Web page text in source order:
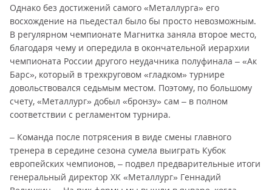
Однако без достижений самого «Металлурга» его
восхождение на пьедестал было бы просто невозможным.
В регулярном чемпионате Магнитка заняла второе место,
благодаря чему и опередила в окончательной иерархии
чемпионата России другого неудачника полуфинала – «Ак
Барс», который в трехкруговом «гладком» турнире
довольствовался седьмым местом. Поэтому, по большому
счету, «Металлург» добыл «бронзу» сам – в полном
соответствии с регламентом турнира.
– Команда после потрясения в виде смены главного
тренера в середине сезона сумела выиграть Кубок
европейских чемпионов, – подвел предварительные итоги
генеральный директор ХК «Металлург» Геннадий